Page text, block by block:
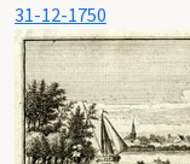
31-12-1750